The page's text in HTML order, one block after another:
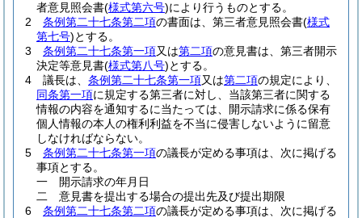
者意見照会書(様式第六号)により行うものとする。
2
条例第二十七条第二項の書面は、第三者意見照会書(様式
第七号)とする。
3
条例第二十七条第一項又は第二項の意見書は、第三者開示
決定等意見書(様式第八号)とする。
4
議長は、 条例第二十七条第一項又は第二項の規定により、
同条第一項に規定する第三者に対し、当該第三者に関する
情報の内容を通知するに当たっては、開示請求に係る保有
個人情報の本人の権利利益を不当に侵害しないように留意
しなければならない。
5
条例第二十七条第一項の議長が定める事項は、次に掲げる
事項とする。
一
開示請求の年月日
二
意見書を提出する場合の提出先及び提出期限
6
条例第二十七条第二項の議長が定める事項は、次に掲げる